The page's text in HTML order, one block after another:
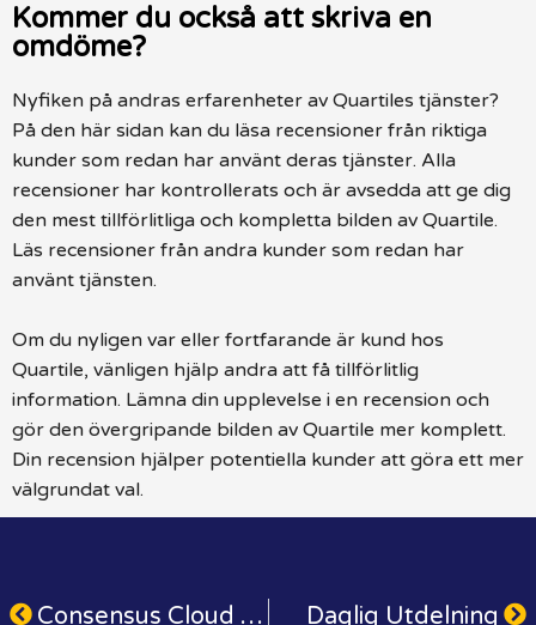
Kommer du också att skriva en
omdöme?
Nyfiken på andras erfarenheter av Quartiles tjänster?
På den här sidan kan du läsa recensioner från riktiga
kunder som redan har använt deras tjänster. Alla
recensioner har kontrollerats och är avsedda att ge dig
den mest tillförlitliga och kompletta bilden av Quartile.
Läs recensioner från andra kunder som redan har
använt tjänsten.
Om du nyligen var eller fortfarande är kund hos
Quartile, vänligen hjälp andra att få tillförlitlig
information. Lämna din upplevelse i en recension och
gör den övergripande bilden av Quartile mer komplett.
Din recension hjälper potentiella kunder att göra ett mer
välgrundat val.
Consensus Cloud Solutions Daglig Utdelning